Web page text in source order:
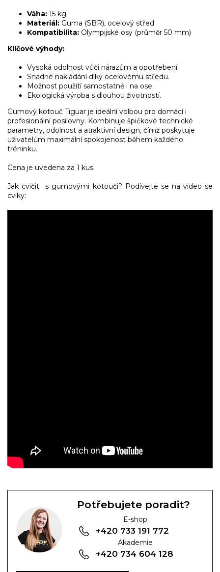
Váha: 15 kg
Materiál: Guma (SBR), ocelový střed
Kompatibilita: Olympijské osy (průměr 50 mm)
Klíčové výhody:
Vysoká odolnost vůči nárazům a opotřebení.
Snadné nakládání díky ocelovému středu.
Možnost použití samostatně i na ose.
Ekologická výroba s dlouhou životností.
Gumový kotouč Tiguar je ideální volbou pro domácí i
profesionální posilovny. Kombinuje špičkové technické
parametry, odolnost a atraktivní design, čímž poskytuje
uživatelům maximální spokojenost během každého
tréninku.
Cena je uvedena za 1 kus.
Jak cvičit s gumovými kotouči? Podívejte se na video se
cviky:
Potřebujete poradit?
E-shop
+420 733 191 772
Akademie
+420 734 604 128